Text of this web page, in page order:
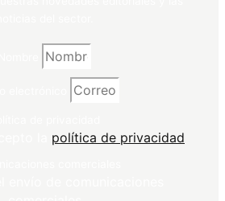
política de privacidad